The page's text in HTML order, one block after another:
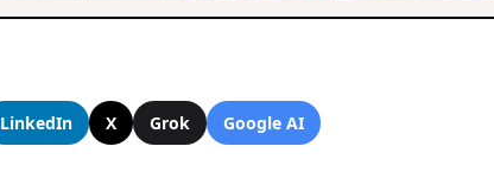
LinkedIn X Grok Google AI